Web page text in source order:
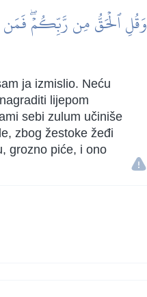
وَقُلِ ٱلۡحَقُّ مِن رَّبِّكُمۡۖ فَمَن
ja izmislio. Neću
lijepom
sebi zulum učiniše
zbog žestoke žeđi
grozno piće, i ono